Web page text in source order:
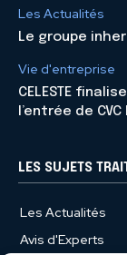
Les Actualités
Le groupe
Vie d'entreprise
CELESTE
l’entrée de
LES SUJETS
Les Actualités
Avis d'Experts